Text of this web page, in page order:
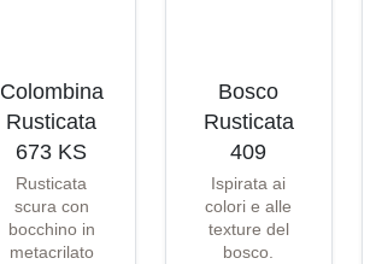
Colombina
Rusticata
673 KS
Rusticata
scura con
bocchino in
metacrilato
Bosco
Rusticata
409
Ispirata ai
colori e alle
texture del
bosco.